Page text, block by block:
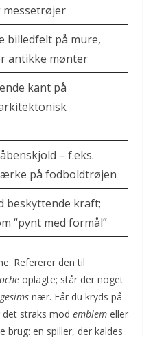
billedfelt på mure,
antikke mønter
kant på
– f.eks.
på fodboldtrøjen
beskyttende kraft;
“pynt med formål”
Refererer den til
oplagte; står der noget
gesims nær. Får du kryds på
det straks mod emblem eller
brug: en spiller, der kaldes